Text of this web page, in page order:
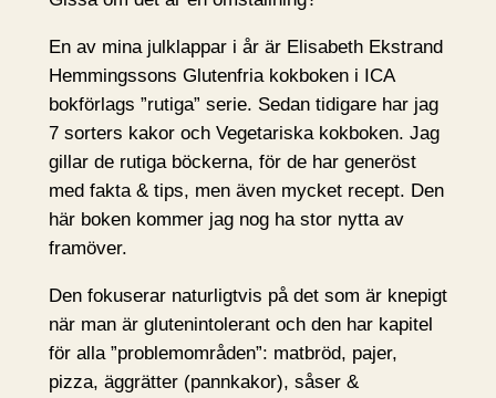
En av mina julklappar i år är Elisabeth Ekstrand
Hemmingssons Glutenfria kokboken i ICA
bokförlags ”rutiga” serie. Sedan tidigare har jag
7 sorters kakor och Vegetariska kokboken. Jag
gillar de rutiga böckerna, för de har generöst
med fakta & tips, men även mycket recept. Den
här boken kommer jag nog ha stor nytta av
framöver.
Den fokuserar naturligtvis på det som är knepigt
när man är glutenintolerant och den har kapitel
för alla ”problemområden”: matbröd, pajer,
pizza, äggrätter (pannkakor), såser &